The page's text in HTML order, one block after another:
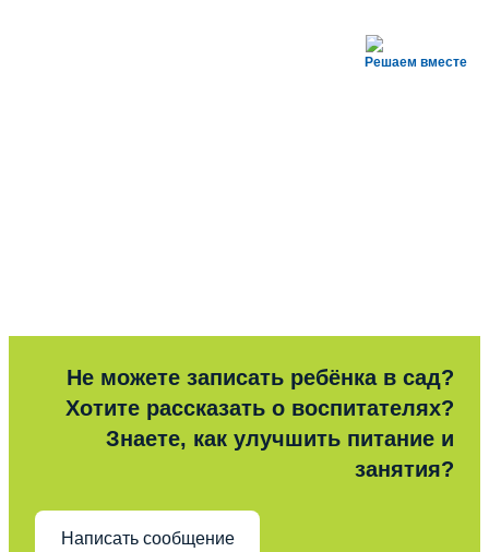
Решаем вместе
Не можете записать ребёнка в сад?
Хотите рассказать о воспитателях?
Знаете, как улучшить питание и
занятия?
Написать сообщение